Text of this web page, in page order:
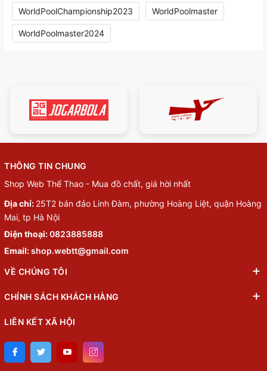
WorldPoolChampionship2023 WorldPoolmaster
WorldPoolmaster2024
THÔNG TIN CHUNG
Shop Web Thể Thao - Mua đồ chất, giá hời nhất
Địa chỉ: 25T2 bán đảo Linh Đàm, phường Hoàng Liệt, quận Hoàng
Mai, tp Hà Nội
Điện thoại:0823885888
Email:shop.webtt@gmail.com
VỀ CHÚNG TÔI
CHÍNH SÁCH KHÁCH HÀNG
LIÊN KẾT XÃ HỘI